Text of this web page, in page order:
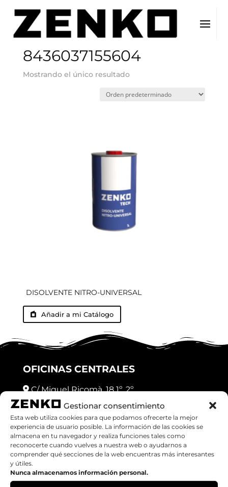
Gestionar consentimiento
Esta web utiliza cookies para que podamos ofrecerte la mejor
experiencia de usuario posible. La información de las cookies se
almacena en tu navegador y realiza funciones tales como
reconocerte cuando vuelves a nuestra web o ayudarnos a
comprender qué secciones de la web encuentras más interesantes
y útiles.
Nunca almacenamos información personal.
Inicio / EAN del producto / 8436037155604
8436037155604
Mostrando el único resultado
DISOLVENTE NITRO-UNIVERSAL
Añadir a mi Catálogo
OFICINAS CENTRALES
C/ Miquel Ricomà, 18 1º, 2º
Granollers (08401), Barcelona
Teléfono: 938708626
Email: zenko@zenkoweb.teknokono.net
Web: https://zenkoweb.teknokono.net